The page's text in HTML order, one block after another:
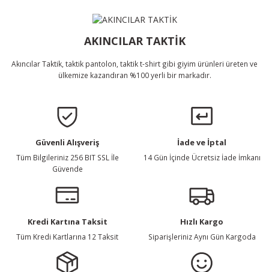
Ürün fiyatı diğer sitelerden daha pahalı.
Bu ürüne benzer farklı alternatifler olmalı.
Ürün Bulunamadı.
AKINCILAR TAKTİK
Akıncılar Taktik, taktik pantolon, taktik t-shirt gibi giyim ürünleri üreten ve
ülkemize kazandıran %100 yerli bir markadır.
Güvenli Alışveriş
Tüm Bilgileriniz 256 BIT SSL İle
Güvende
İade ve İptal
14 Gün İçinde Ücretsiz İade İmkanı
Kredi Kartına Taksit
Tüm Kredi Kartlarına 12 Taksit
Hızlı Kargo
Siparişleriniz Aynı Gün Kargoda